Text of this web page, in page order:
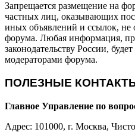
Запрещается размещение на
частных лиц, оказывающих
иных объявлений и ссылок, не
форума. Любая информация,
законодательству России,
модераторами форума.
ПОЛЕЗНЫЕ
Главное Управление по
Адрес: 101000, г. Москва,